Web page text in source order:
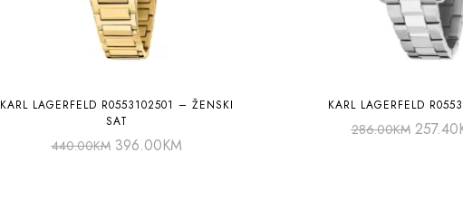
KARL LAGERFELD R0553102501 – ŽENSKI
SAT
440.00KM 396.00KM
KARL LAGERFELD
286.00KM 257.40